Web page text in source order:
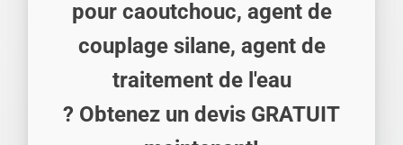
pour caoutchouc, agent de
couplage silane, agent de
traitement de l'eau
? Obtenez un devis GRATUIT